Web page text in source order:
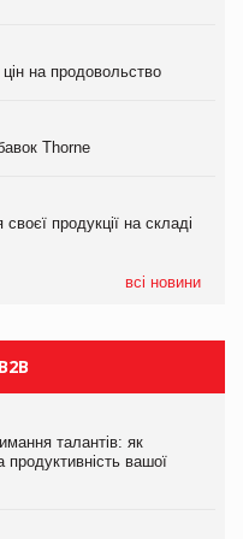
на продовольство
Thorne
продукції на складі
всі новини
на продовольство
Thorne
продукції на складі
на продовольство
Thorne
продукції на складі
талантів: як
вашої